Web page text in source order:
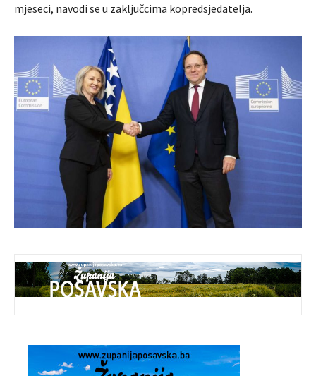
mjeseci, navodi se u zaključcima kopredsjedatelja.